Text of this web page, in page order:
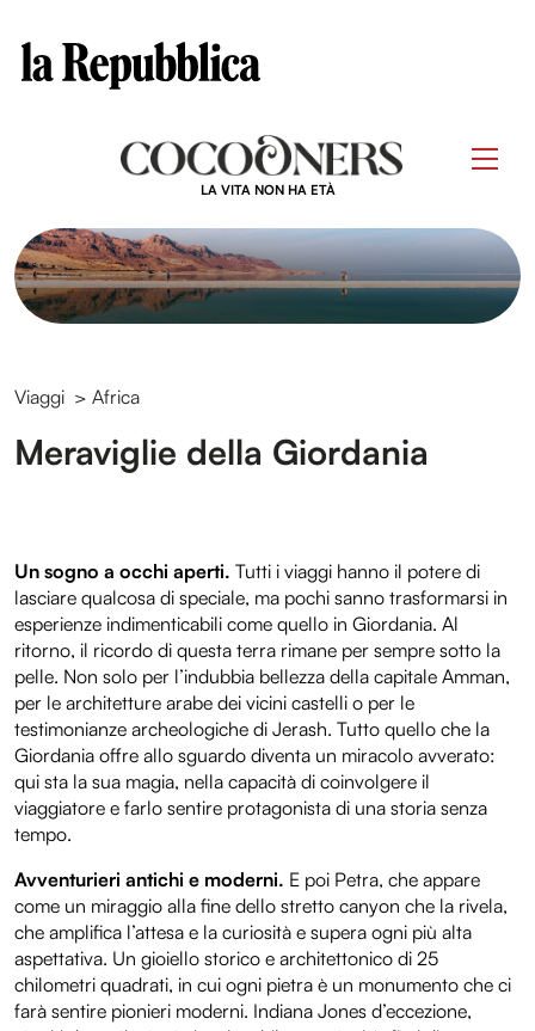
LA VITA NON HA ETÀ
Viaggi > Africa
Meraviglie della Giordania
Un sogno a occhi aperti. Tutti i viaggi hanno il potere di
lasciare qualcosa di speciale, ma pochi sanno trasformarsi in
esperienze indimenticabili come quello in Giordania. Al
ritorno, il ricordo di questa terra rimane per sempre sotto la
pelle. Non solo per l’indubbia bellezza della capitale Amman,
per le architetture arabe dei vicini castelli o per le
testimonianze archeologiche di Jerash. Tutto quello che la
Giordania offre allo sguardo diventa un miracolo avverato:
qui sta la sua magia, nella capacità di coinvolgere il
viaggiatore e farlo sentire protagonista di una storia senza
tempo.
Avventurieri antichi e moderni. E poi Petra, che appare
come un miraggio alla fine dello stretto canyon che la rivela,
che amplifica l’attesa e la curiosità e supera ogni più alta
aspettativa. Un gioiello storico e architettonico di 25
chilometri quadrati, in cui ogni pietra è un monumento che ci
farà sentire pionieri moderni. Indiana Jones d’eccezione,